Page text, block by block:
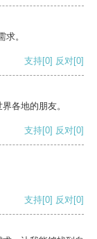
。
支持[0] 反对[0]
各地的朋友。
支持[0] 反对[0]
支持[0] 反对[0]